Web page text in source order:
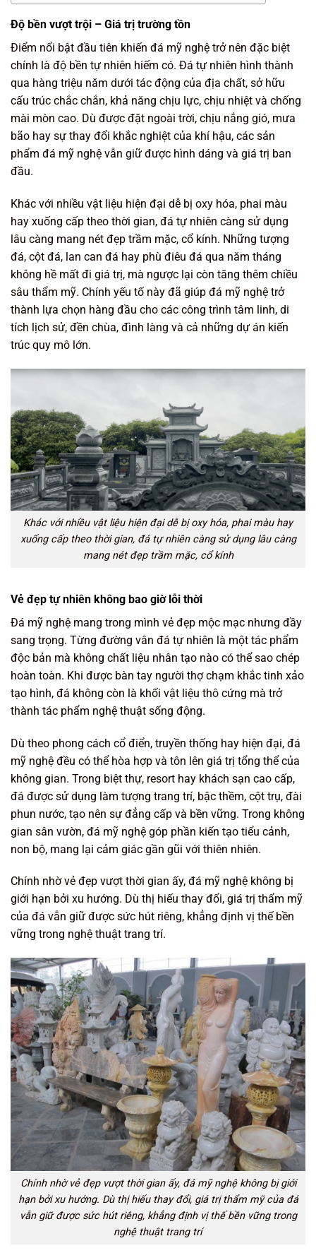
Độ bền vượt trội – Giá trị trường tồn
Điểm nổi bật đầu tiên khiến đá mỹ nghệ trở nên đặc biệt
chính là độ bền tự nhiên hiếm có. Đá tự nhiên hình thành
qua hàng triệu năm dưới tác động của địa chất, sở hữu
cấu trúc chắc chắn, khả năng chịu lực, chịu nhiệt và chống
mài mòn cao. Dù được đặt ngoài trời, chịu nắng gió, mưa
bão hay sự thay đổi khắc nghiệt của khí hậu, các sản
phẩm đá mỹ nghệ vẫn giữ được hình dáng và giá trị ban
đầu.
Khác với nhiều vật liệu hiện đại dễ bị oxy hóa, phai màu
hay xuống cấp theo thời gian, đá tự nhiên càng sử dụng
lâu càng mang nét đẹp trầm mặc, cổ kính. Những tượng
đá, cột đá, lan can đá hay phù điêu đá qua năm tháng
không hề mất đi giá trị, mà ngược lại còn tăng thêm chiều
sâu thẩm mỹ. Chính yếu tố này đã giúp đá mỹ nghệ trở
thành lựa chọn hàng đầu cho các công trình tâm linh, di
tích lịch sử, đền chùa, đình làng và cả những dự án kiến
trúc quy mô lớn.
Khác với nhiều vật liệu hiện đại dễ bị oxy hóa, phai màu hay
xuống cấp theo thời gian, đá tự nhiên càng sử dụng lâu càng
mang nét đẹp trầm mặc, cổ kính
Vẻ đẹp tự nhiên không bao giờ lỗi thời
Đá mỹ nghệ mang trong mình vẻ đẹp mộc mạc nhưng đầy
sang trọng. Từng đường vân đá tự nhiên là một tác phẩm
độc bản mà không chất liệu nhân tạo nào có thể sao chép
hoàn toàn. Khi được bàn tay người thợ chạm khắc tinh xảo
tạo hình, đá không còn là khối vật liệu thô cứng mà trở
thành tác phẩm nghệ thuật sống động.
Dù theo phong cách cổ điển, truyền thống hay hiện đại, đá
mỹ nghệ đều có thể hòa hợp và tôn lên giá trị tổng thể của
không gian. Trong biệt thự, resort hay khách sạn cao cấp,
đá được sử dụng làm tượng trang trí, bậc thềm, cột trụ, đài
phun nước, tạo nên sự đẳng cấp và bền vững. Trong không
gian sân vườn, đá mỹ nghệ góp phần kiến tạo tiểu cảnh,
non bộ, mang lại cảm giác gần gũi với thiên nhiên.
Chính nhờ vẻ đẹp vượt thời gian ấy, đá mỹ nghệ không bị
giới hạn bởi xu hướng. Dù thị hiếu thay đổi, giá trị thẩm mỹ
của đá vẫn giữ được sức hút riêng, khẳng định vị thế bền
vững trong nghệ thuật trang trí.
Chính nhờ vẻ đẹp vượt thời gian ấy, đá mỹ nghệ không bị giới
hạn bởi xu hướng. Dù thị hiếu thay đổi, giá trị thẩm mỹ của đá
vẫn giữ được sức hút riêng, khẳng định vị thế bền vững trong
nghệ thuật trang trí